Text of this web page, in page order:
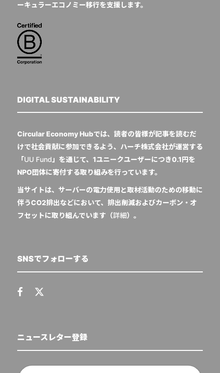
ーキュラーエコノミー移行を支援します。
DIGITAL SUSTAINABILITY
Circular Economy Hubでは、読者の皆様が記事を読むだ
けで社会貢献に参加できるよう、ハーチ株式会社が運営する
「UU Fund 」を通じて、1ユニークユーザーにつき0.1円を
NPO団体に寄付する取り組みを行っています。
当サイトは、サーバーの電力使用と取材活動のための移動に
伴うCO2排出などにおいて、排出削減およびカーボン・オ
フセットに取り組んでいます（詳細）。
SNSでフォローする
ニュースレター登録